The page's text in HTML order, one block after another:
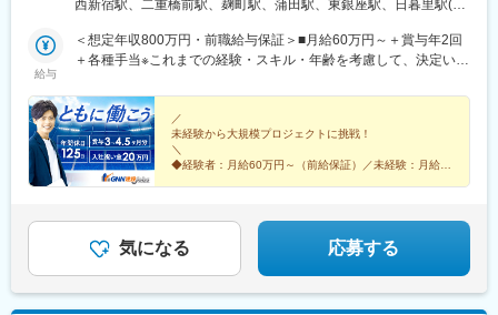
山、石川、福井、新潟県、長野県、山梨県関西／大阪、京都、滋
賀、兵庫、奈良、和歌山東海／愛知、静岡、三重、岐阜中国・四
州／福岡、佐賀、長崎、熊本、大分、宮崎、鹿児島、沖縄＼広島
にてビッグプロジェクト始動！／裁量のあるポジションをお任せ
◎より高待遇をご用意しております。ご希望の方は面接にてお気
軽にご質問ください。
西新宿駅、二重橋前駅、麹町駅、蒲田駅、東銀座駅、日暮里駅(舎
河駅、有楽町駅、豊洲駅、南砂町駅、三田駅(東京都)、森下駅(東
京都)、高輪台駅、新木場駅、北千住駅、大崎駅、国分寺駅、東京
駅(東京都)、白金高輪駅、高輪ゲートウェイ駅、神谷町駅、外苑前
駅、国立駅、南新宿駅、初台駅、千駄ケ谷駅、曙橋駅、国立競技
場駅、四谷三丁目駅、西荻窪駅、富士見ケ丘駅、荻窪駅、神保町
駅、淡路町駅、市ケ谷駅、九段下駅、上野御徒町駅、昭和島駅、
池上駅、糀谷駅、八丁堀駅(東京都)、日本橋駅(東京都)、築地市場
新中野駅、京王八王子駅、武蔵五日市駅、西台駅、本蓮沼駅、大
森海岸駅、青物横丁駅、武蔵境駅、三鷹駅、吉祥寺駅、湯島駅、
給与
＜想定年収800万円・前職給与保証＞■月給60万円～＋賞与年2回
＋各種手当※これまでの経験・スキル・年齢を考慮して、決定いた
年齢、経験、能力、適性を考慮して、支給額を決定します。ーー
ーーーーーーーーーーーーーーーーーーーーーーーーーーーーー
ーー■未経験者は月給35万円～＋賞与年2回＋各種手当 ※これま
での経験・スキル・年齢を考慮して、決定いたします※残業代は別
途全額支給します。＼勤務地特典！／入社祝い金として別途20万
／
未経験から大規模プロジェクトに挑戦！
＼
◆経験者：月給60万円～（前給保証）／未経験：月給
気になる 応募する